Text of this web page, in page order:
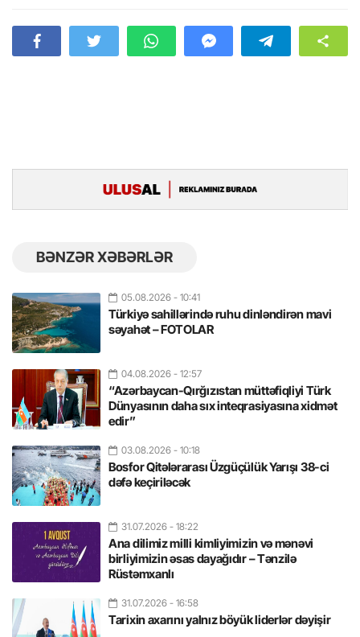
BƏNZƏR XƏBƏRLƏR
05.08.2026 - 10:41
Türkiyə sahillərində ruhu dinləndirən mavi
səyahət – FOTOLAR
04.08.2026 - 12:57
“Azərbaycan-Qırğızıstan müttəfiqliyi Türk
Dünyasının daha sıx inteqrasiyasına xidmət
edir”
03.08.2026 - 10:18
Bosfor Qitələrarası Üzgüçülük Yarışı 38-ci
dəfə keçiriləcək
31.07.2026 - 18:22
Ana dilimiz milli kimliyimizin və mənəvi
birliyimizin əsas dayağıdır – Tənzilə
Rüstəmxanlı
31.07.2026 - 16:58
Tarixin axarını yalnız böyük liderlər dəyişir